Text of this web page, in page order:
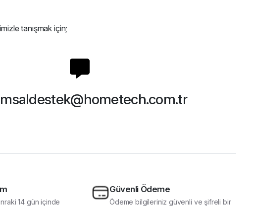
tanışmak için;
14 gün içinde
Güvenli Ödeme
Ödeme bilgileriniz güvenli ve şifreli bir